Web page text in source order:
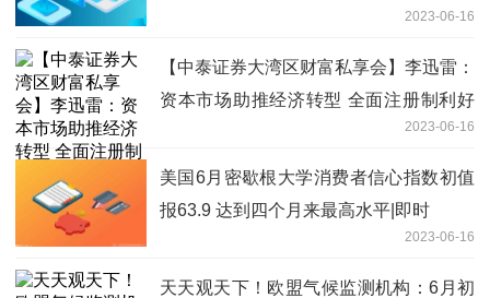
2023-06-16
【中泰证券大湾区财富私享会】李迅雷：
资本市场助推经济转型 全面注册制利好
2023-06-16
美国6月密歇根大学消费者信心指数初值
报63.9 达到四个月来最高水平|即时
2023-06-16
天天观天下！欧盟气候监测机构：6月初